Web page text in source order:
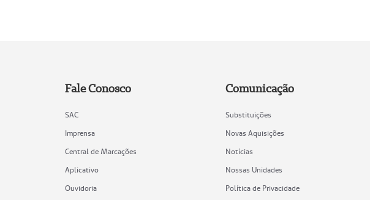
Fale Conosco
SAC
Imprensa
Central de Marcações
Aplicativo
Ouvidoria
Comunicação
Substituições
Novas Aquisições
Notícias
Nossas Unidades
Política de Privacidade